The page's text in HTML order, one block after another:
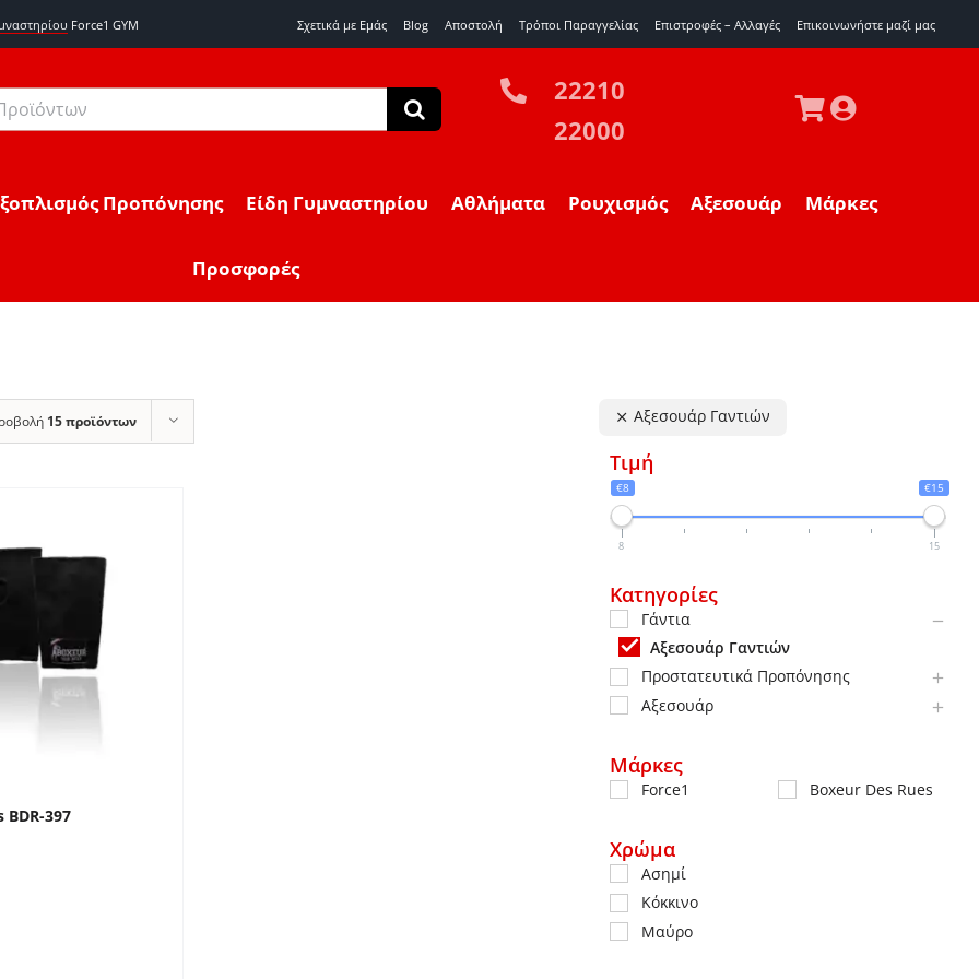
Force1 GYM Σχετικά με Εμάς Blog Αποστολή Τρόποι Παραγγελίας Επιστροφές – Αλλαγές Eπικοινωνήστε μαζί μας
22210
22000
Προπόνησης Είδη Γυμναστηρίου Αθλήματα Ρουχισμός Αξεσουάρ Μάρκες
Προσφορές
15 προϊόντων
BDR-397
Αξεσουάρ Γαντιών
Τιμή
€8 €15
8 15
Κατηγορίες
Γάντια
Αξεσουάρ Γαντιών
Προστατευτικά Προπόνησης
Αξεσουάρ
Μάρκες
Force1 Boxeur Des Rues
Χρώμα
Ασημί
Κόκκινο
Μαύρο